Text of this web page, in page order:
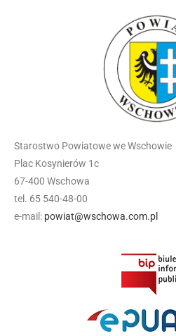
Starostwo Powiatowe we Wschowie
Plac Kosynierów 1c
67-400 Wschowa
tel. 65 540-48-00
e-mail: powiat@wschowa.com.pl